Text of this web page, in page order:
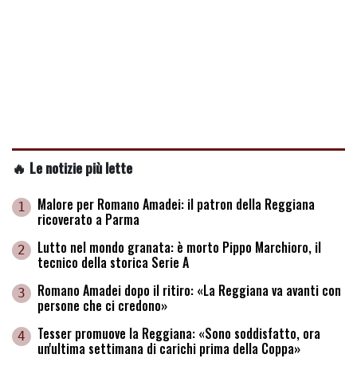
🔥 Le notizie più lette
1 Malore per Romano Amadei: il patron della Reggiana
ricoverato a Parma
2 Lutto nel mondo granata: è morto Pippo Marchioro, il
tecnico della storica Serie A
3 Romano Amadei dopo il ritiro: «La Reggiana va avanti con
persone che ci credono»
4 Tesser promuove la Reggiana: «Sono soddisfatto, ora
un'ultima settimana di carichi prima della Coppa»